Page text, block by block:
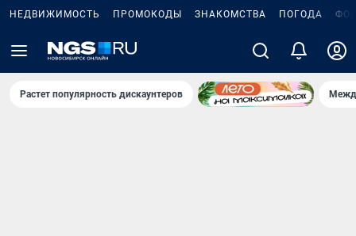
НЕДВИЖИМОСТЬ ПРОМОКОДЫ ЗНАКОМСТВА ПОГОДА
Растет популярность дискаунтеров